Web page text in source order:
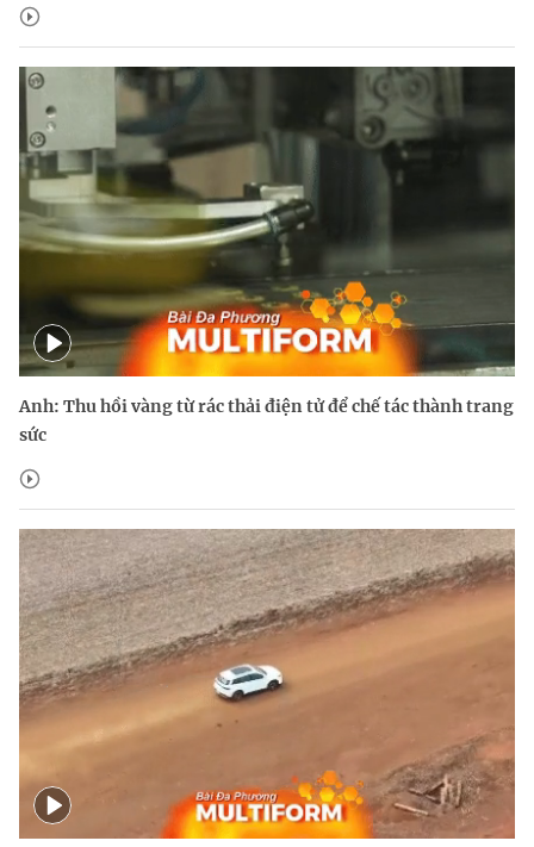
Anh: Thu hồi vàng từ rác thải điện tử để chế tác thành trang
sức